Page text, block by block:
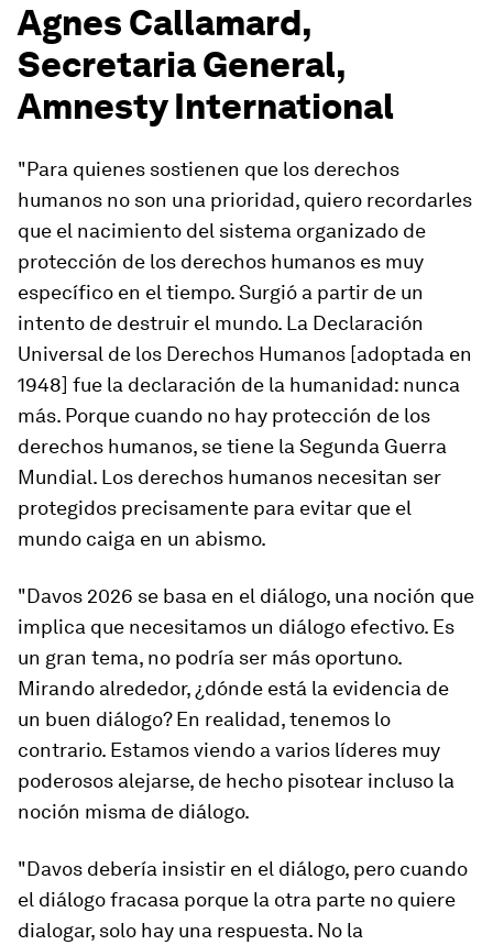
Agnes Callamard,
Secretaria General,
Amnesty International
"Para quienes sostienen que los derechos
humanos no son una prioridad, quiero recordarles
que el nacimiento del sistema organizado de
protección de los derechos humanos es muy
específico en el tiempo. Surgió a partir de un
intento de destruir el mundo. La Declaración
Universal de los Derechos Humanos [adoptada en
1948] fue la declaración de la humanidad: nunca
más. Porque cuando no hay protección de los
derechos humanos, se tiene la Segunda Guerra
Mundial. Los derechos humanos necesitan ser
protegidos precisamente para evitar que el
mundo caiga en un abismo.
"Davos 2026 se basa en el diálogo, una noción que
implica que necesitamos un diálogo efectivo. Es
un gran tema, no podría ser más oportuno.
Mirando alrededor, ¿dónde está la evidencia de
un buen diálogo? En realidad, tenemos lo
contrario. Estamos viendo a varios líderes muy
poderosos alejarse, de hecho pisotear incluso la
noción misma de diálogo.
"Davos debería insistir en el diálogo, pero cuando
el diálogo fracasa porque la otra parte no quiere
dialogar, solo hay una respuesta. No la